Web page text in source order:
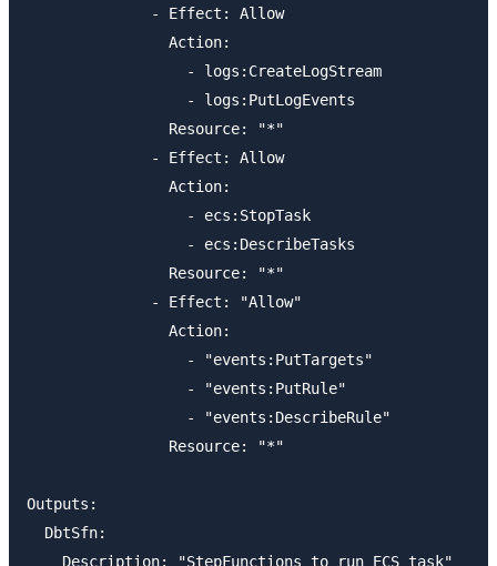
              - Effect: Allow
                Action:
                  - logs:CreateLogStream
                  - logs:PutLogEvents
                Resource: "*"
              - Effect: Allow
                Action:
                  - ecs:StopTask
                  - ecs:DescribeTasks
                Resource: "*"
              - Effect: "Allow"
                Action:
                  - "events:PutTargets"
                  - "events:PutRule"
                  - "events:DescribeRule"
                Resource: "*"
Outputs:
  DbtSfn:
    Description: "StepFunctions to run ECS task"